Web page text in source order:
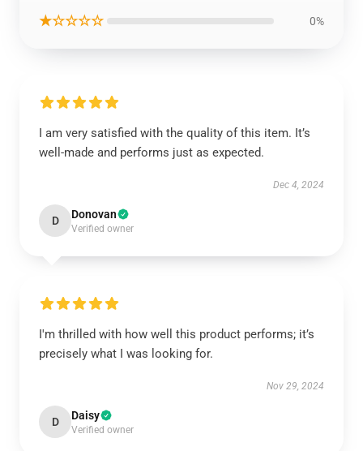
★☆☆☆☆ 0%
I am very satisfied with the quality of this item. It’s
well-made and performs just as expected.
Dec 4, 2024
D Donovan
Verified owner
I'm thrilled with how well this product performs; it’s
precisely what I was looking for.
Nov 29, 2024
D Daisy
Verified owner